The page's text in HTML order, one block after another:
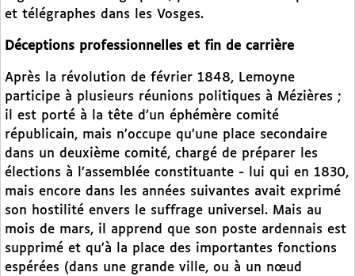
et télégraphes dans les Vosges.
Déceptions professionnelles et fin de carrière
Après la révolution de février 1848, Lemoyne
participe à plusieurs réunions politiques à Mézières ;
il est porté à la tête d’un éphémère comité
républicain, mais n’occupe qu’une place secondaire
dans un deuxième comité, chargé de préparer les
élections à l’assemblée constituante - lui qui en 1830,
mais encore dans les années suivantes avait exprimé
son hostilité envers le suffrage universel. Mais au
mois de mars, il apprend que son poste ardennais est
supprimé et qu’à la place des importantes fonctions
espérées (dans une grande ville, ou à un nœud